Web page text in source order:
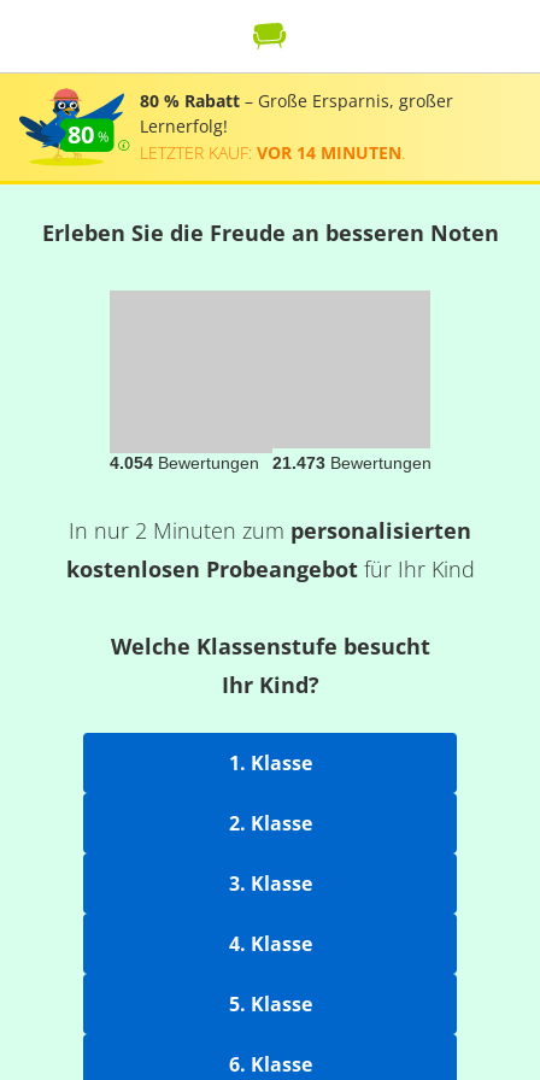
80
80 % Rabatt – Große Ersparnis, großer
Lernerfolg!
LETZTER KAUF: VOR 14 MINUTEN
Erleben Sie die Freude an besseren Noten
4.054Bewertungen 21.473Bewertungen
In nur 2 Minuten zum personalisierten
kostenlosen Probeangebotfür Ihr Kind
Welche Klassenstufe besucht
Ihr Kind?
1. Klasse
2. Klasse
3. Klasse
4. Klasse
5. Klasse
6. Klasse